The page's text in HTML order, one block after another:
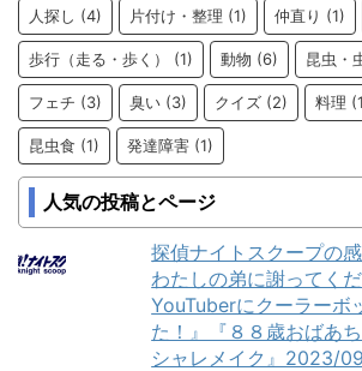
人探し (4) 片付け・整理 (1) 仲直り (1)
歩行（走る・歩く） (1) 動物 (6) 昆虫・
フェチ (3) 臭い (3) クイズ (2) 料理
昆虫食 (1) 発達障害 (1)
人気の投稿とページ
探偵ナイトスクープの
わたしの弟に謝ってく
YouTuberにクーラーボ
た！』『８８歳おばあ
シャレメイク』2023/